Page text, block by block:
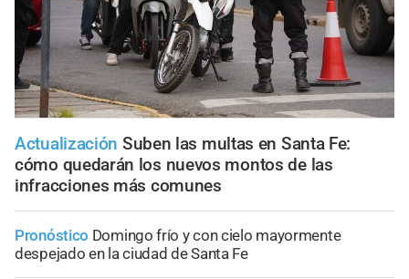
Actualización Suben las multas en Santa Fe:
cómo quedarán los nuevos montos de las
infracciones más comunes
Pronóstico Domingo frío y con cielo mayormente
despejado en la ciudad de Santa Fe